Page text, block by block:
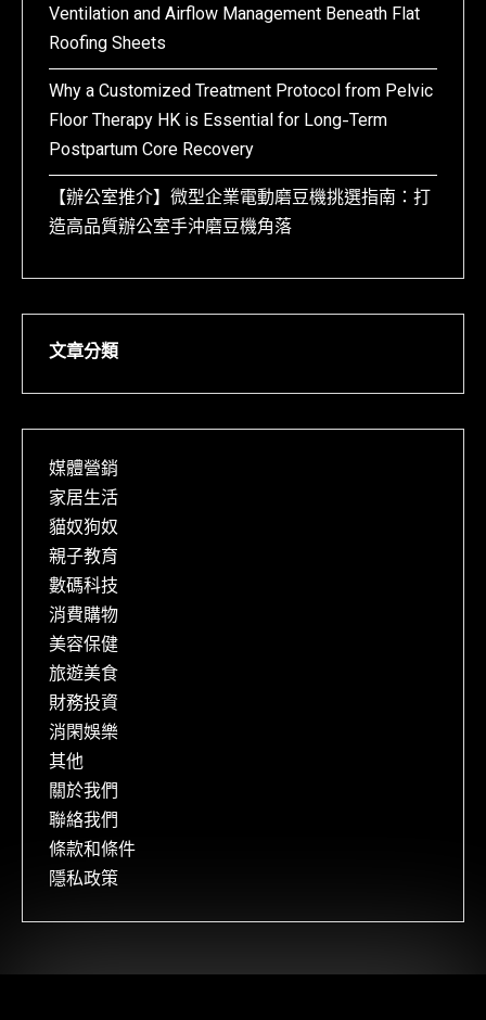
Ventilation and Airflow Management Beneath Flat
Roofing Sheets
Why a Customized Treatment Protocol from Pelvic
Floor Therapy HK is Essential for Long-Term
Postpartum Core Recovery
【辦公室推介】微型企業電動磨豆機挑選指南：打
造高品質辦公室手沖磨豆機角落
文章分類
媒體營銷
家居生活
貓奴狗奴
親子教育
數碼科技
消費購物
美容保健
旅遊美食
財務投資
消閑娛樂
其他
關於我們
聯絡我們
條款和條件
隱私政策